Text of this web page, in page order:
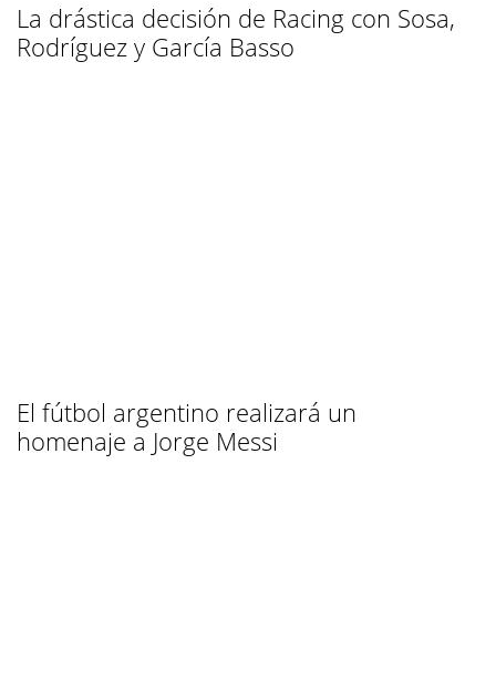
La drástica decisión de Racing con Sosa,
Rodríguez y García Basso
El fútbol argentino realizará un
homenaje a Jorge Messi